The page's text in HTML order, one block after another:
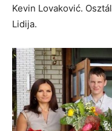
Kevin Lovaković.
Lidija.